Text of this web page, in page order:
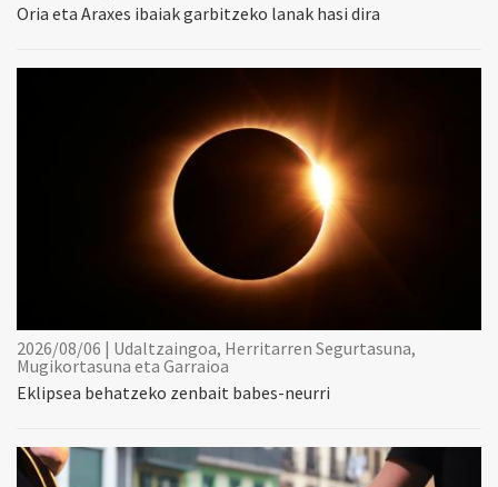
Oria eta Araxes ibaiak garbitzeko lanak hasi dira
2026/08/06 | Udaltzaingoa, Herritarren Segurtasuna,
Mugikortasuna eta Garraioa
Eklipsea behatzeko zenbait babes-neurri